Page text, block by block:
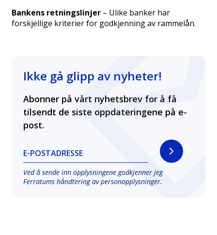
Bankens retningslinjer – Ulike banker har
forskjellige kriterier for godkjenning av rammelån.
Ikke gå glipp av nyheter!
Abonner på vårt nyhetsbrev for å få
tilsendt de siste oppdateringene på e-
post.
E-POSTADRESSE
Ved å sende inn opplysningene godkjenner jeg
Ferratums håndtering avpersonopplysninger.